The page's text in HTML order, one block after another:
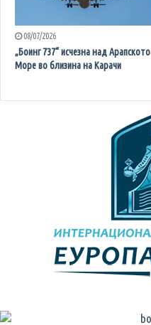
08/07/2026
„Боинг 737“ исчезна над Арапското
Море во близина на Карачи